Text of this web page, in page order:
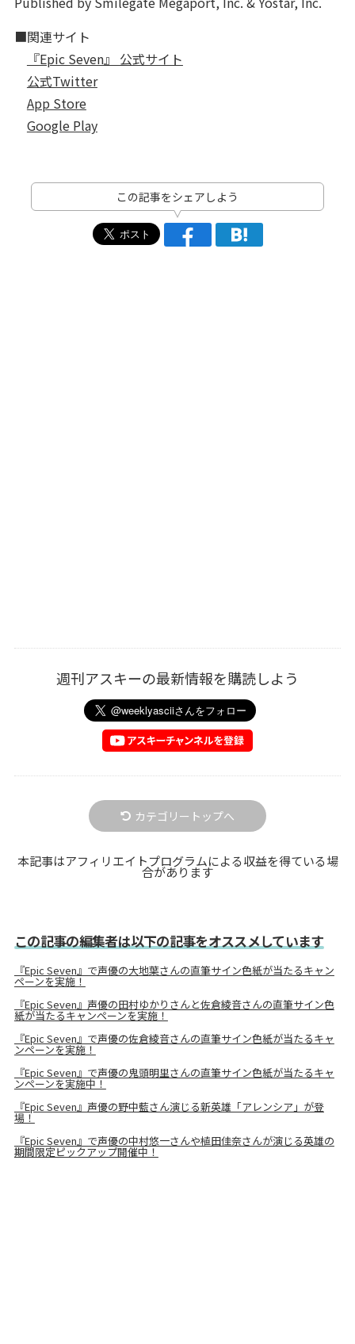
■関連サイト
『Epic Seven』 公式サイト
公式Twitter
App Store
Google Play
この記事をシェアしよう
週刊アスキーの最新情報を購読しよう
カテゴリートップへ
本記事はアフィリエイトプログラムによる収益を得ている場
合があります
この記事の編集者は以下の記事をオススメしています
『Epic Seven』で声優の大地葉さんの直筆サイン色紙が当たるキャン
ペーンを実施！
『Epic Seven』声優の田村ゆかりさんと佐倉綾音さんの直筆サイン色
紙が当たるキャンペーンを実施！
『Epic Seven』で声優の佐倉綾音さんの直筆サイン色紙が当たるキャ
ンペーンを実施！
『Epic Seven』で声優の鬼頭明里さんの直筆サイン色紙が当たるキャ
ンペーンを実施中！
『Epic Seven』声優の野中藍さん演じる新英雄「アレンシア」が登
場！
『Epic Seven』で声優の中村悠一さんや植田佳奈さんが演じる英雄の
期間限定ピックアップ開催中！